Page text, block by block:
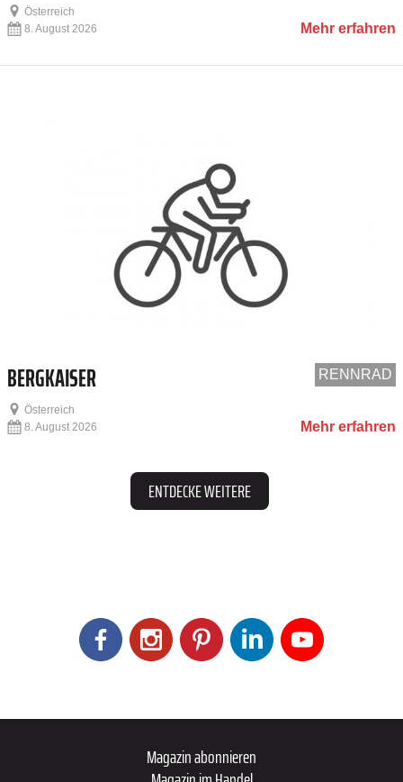
Österreich
Mehr erfahren
8. August 2026
RENNRAD
BERGKAISER
Österreich
Mehr erfahren
8. August 2026
ENTDECKE WEITERE
Magazin abonnieren